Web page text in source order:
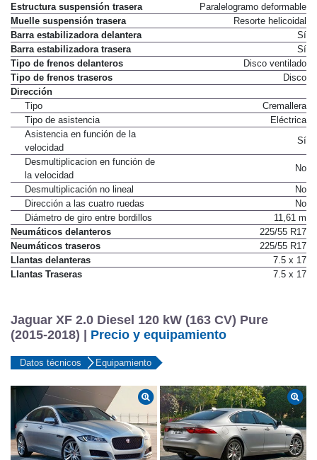
Estructura suspensión trasera
Paralelogramo deformable
Muelle suspensión trasera
Resorte helicoidal
Barra estabilizadora delantera
Sí
Barra estabilizadora trasera
Sí
Tipo de frenos delanteros
Disco ventilado
Tipo de frenos traseros
Disco
Dirección
Tipo
Cremallera
Tipo de asistencia
Eléctrica
Asistencia en función de la
velocidad
Sí
Desmultiplicacion en función de
la velocidad
No
Desmultiplicación no lineal
No
Dirección a las cuatro ruedas
No
Diámetro de giro entre bordillos
11,61 m
Neumáticos delanteros
225/55 R17
Neumáticos traseros
225/55 R17
Llantas delanteras
7.5 x 17
Llantas Traseras
7.5 x 17
Jaguar XF 2.0 Diesel 120 kW (163 CV) Pure
(2015-2018) | Precio y equipamiento
Datos técnicos Equipamiento